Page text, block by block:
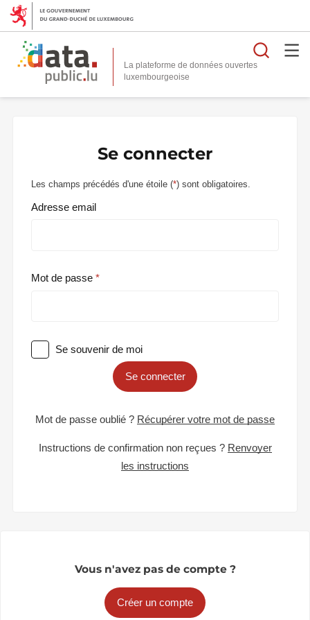
La plateforme de données ouvertes
Se connecter
Les champs précédés d'une étoile (*) sont obligatoires.
Adresse email
Mot de passe
Se souvenir de moi
Se connecter
Mot de passe oublié ? Récupérer votre mot de passe
Instructions de confirmation non reçues ? Renvoyer
les instructions
Vous n'avez pas de compte ?
Créer un compte